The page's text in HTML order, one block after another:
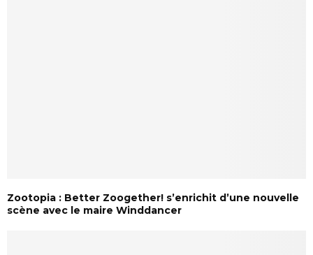
Zootopia : Better Zoogether! s’enrichit d’une nouvelle
scène avec le maire Winddancer